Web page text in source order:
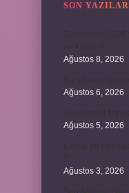
SON YAZILAR
Ağustos 8, 2026
Ağustos 6, 2026
Ağustos 5, 2026
Ağustos 3, 2026